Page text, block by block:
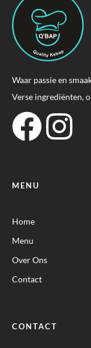
Waar passie en
Verse ingrediënten,
MENU
Home
Menu
Over Ons
Contact
CONTACT